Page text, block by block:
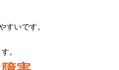
すいです。
。